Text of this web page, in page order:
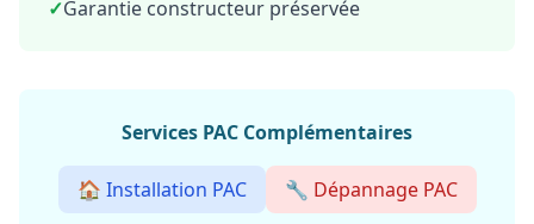
✓Garantie constructeur préservée
Services PAC Complémentaires
🏠 Installation PAC 🔧 Dépannage PAC